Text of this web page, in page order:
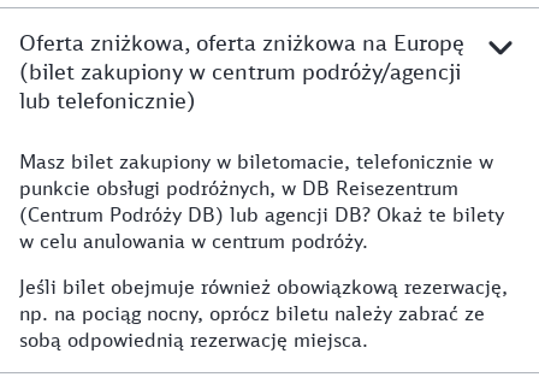
Oferta zniżkowa, oferta zniżkowa na Europę
(bilet zakupiony w centrum podróży/agencji
lub telefonicznie)
Masz bilet zakupiony w biletomacie, telefonicznie w
punkcie obsługi podróżnych, w DB Reisezentrum
(Centrum Podróży DB) lub agencji DB? Okaż te bilety
w celu anulowania w centrum podróży.
Jeśli bilet obejmuje również obowiązkową rezerwację,
np. na pociąg nocny, oprócz biletu należy zabrać ze
sobą odpowiednią rezerwację miejsca.